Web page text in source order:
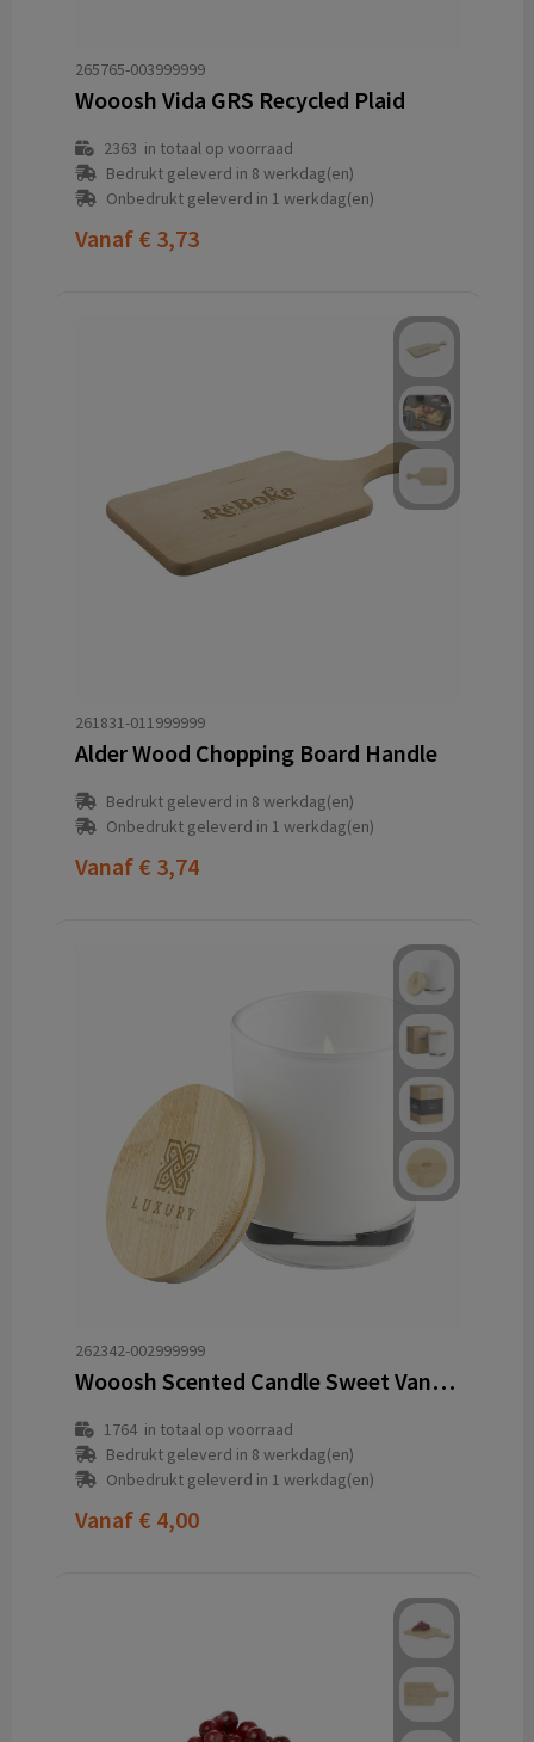
265765-003999999
Wooosh Vida GRS Recycled Plaid
2363 in totaal op voorraad
Bedrukt geleverd in 8 werkdag(en)
Onbedrukt geleverd in 1 werkdag(en)
Vanaf € 3,73
261831-011999999
Alder Wood Chopping Board Handle
Bedrukt geleverd in 8 werkdag(en)
Onbedrukt geleverd in 1 werkdag(en)
Vanaf € 3,74
262342-002999999
Wooosh Scented Candle Sweet Vanilla geurkaars
1764in totaal op voorraad
Bedrukt geleverd in 8 werkdag(en)
Onbedrukt geleverd in 1 werkdag(en)
Vanaf € 4,00